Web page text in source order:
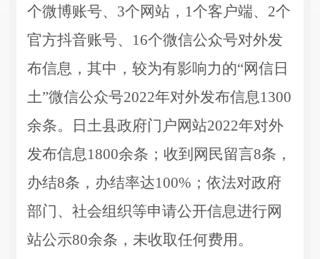
个微博账号、3个网站，1个客户端、2个
官方抖音账号、16个微信公众号对外发
布信息，其中，较为有影响力的“网信日
土”微信公众号2022年对外发布信息1300
余条。日土县政府门户网站2022年对外
发布信息1800余条；收到网民留言8条，
办结8条，办结率达100%；依法对政府
部门、社会组织等申请公开信息进行网
站公示80余条，未收取任何费用。